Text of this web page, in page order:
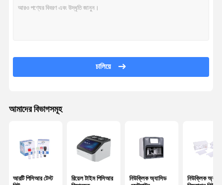
চালিয়ে
আমাদের বিভাগসমূহ
আরটি পিসিআর টেস্ট
রিয়েল টাইম পিসিআর
নিউক্লিক অ্যাসিড
নিউক্লিক